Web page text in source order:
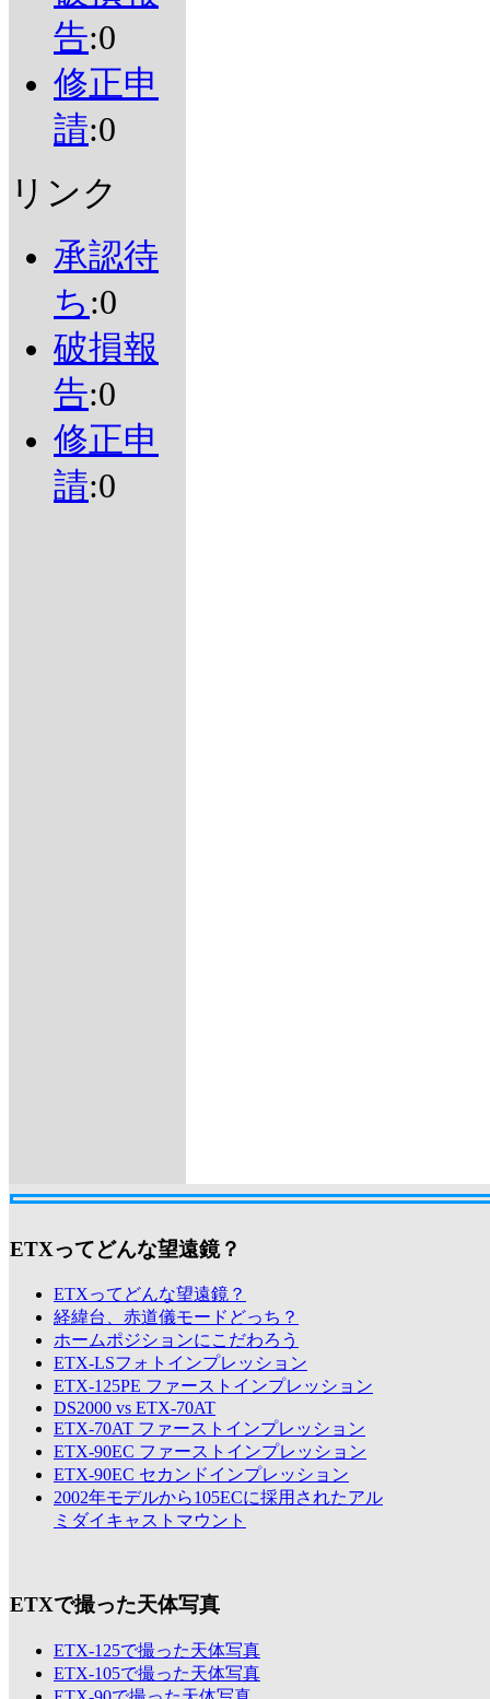
告:0
修正申
請:0
リンク
承認待
ち :0
破損報
告:0
修正申
請:0
ETXってどんな望遠鏡？
ETXってどんな望遠鏡？
経緯台、赤道儀モードどっち？
ホームポジションにこだわろう
ETX-LSフォトインプレッション
ETX-125PE ファーストインプレッション
DS2000 vs ETX-70AT
ETX-70AT ファーストインプレッション
ETX-90EC ファーストインプレッション
ETX-90EC セカンドインプレッション
2002年モデルから105ECに採用されたアル
ミダイキャストマウント
ETXで撮った天体写真
ETX-125で撮った天体写真
ETX-105で撮った天体写真